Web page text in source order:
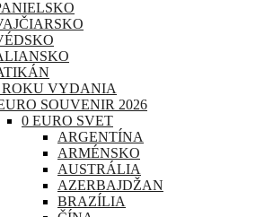
ROKU VYDANIA
SOUVENIR 2026
0 EURO SVET
ARGENTÍNA
ARMÉNSKO
AUSTRÁLIA
AZERBAJDŽAN
BRAZÍLIA